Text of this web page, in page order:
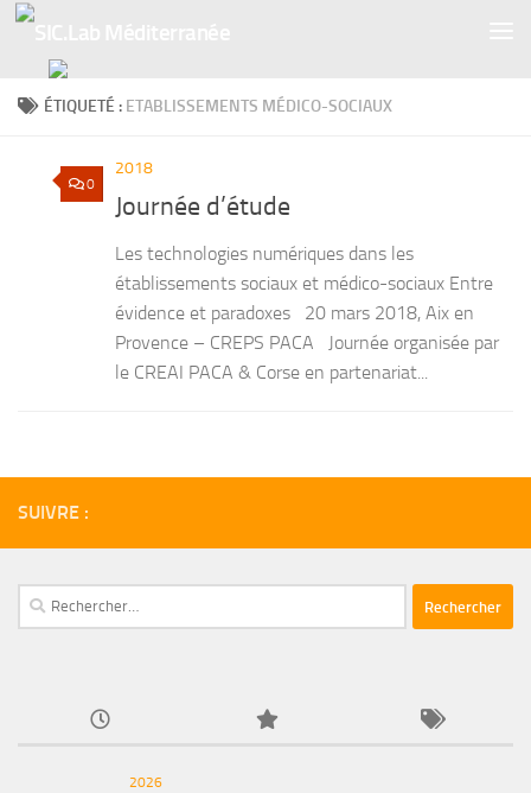
ÉTIQUETÉ : ETABLISSEMENTS MÉDICO-SOCIAUX
0
2018
Journée d’étude
Les technologies numériques dans les
établissements sociaux et médico-sociaux Entre
évidence et paradoxes 20 mars 2018, Aix en
Provence – CREPS PACA Journée organisée par
le CREAI PACA & Corse en partenariat...
SUIVRE :
Rechercher :
2026